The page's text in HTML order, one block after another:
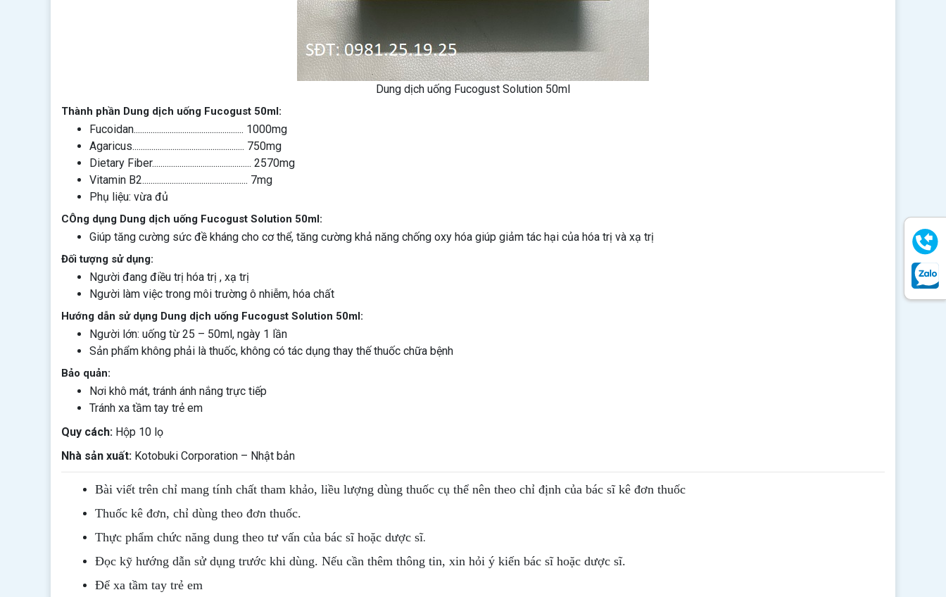
Dung dịch uống Fucogust Solution 50ml
Thành phần Dung dịch uống Fucogust 50ml:
Fucoidan.................................................... 1000mg
Agaricus..................................................... 750mg
Dietary Fiber............................................... 2570mg
Vitamin B2.................................................. 7mg
Phụ liệu: vừa đủ
CÔng dụng Dung dịch uống Fucogust Solution 50ml:
Giúp tăng cường sức đề kháng cho cơ thể, tăng cường khả năng chống oxy hóa giúp giảm tác hại của hóa trị và xạ trị
Đối tượng sử dụng:
Người đang điều trị hóa trị , xạ trị
Người làm việc trong môi trường ô nhiễm, hóa chất
Hướng dẫn sử dụng Dung dịch uống Fucogust Solution 50ml:
Người lớn: uống từ 25 – 50ml, ngày 1 lần
Sản phẩm không phải là thuốc, không có tác dụng thay thế thuốc chữa bệnh
Bảo quản:
Nơi khô mát, tránh ánh nắng trực tiếp
Tránh xa tầm tay trẻ em
Quy cách: Hộp 10 lọ
Nhà sản xuất: Kotobuki Corporation – Nhật bản
Bài viết trên chỉ mang tính chất tham khảo, liều lượng dùng thuốc cụ thể nên theo chỉ định của bác sĩ kê đơn thuốc
Thuốc kê đơn, chỉ dùng theo đơn thuốc.
Thực phẩm chức năng dung theo tư vấn của bác sĩ hoặc dược sĩ.
Đọc kỹ hướng dẫn sử dụng trước khi dùng. Nếu cần thêm thông tin, xin hỏi ý kiến bác sĩ hoặc dược sĩ.
Để xa tầm tay trẻ em